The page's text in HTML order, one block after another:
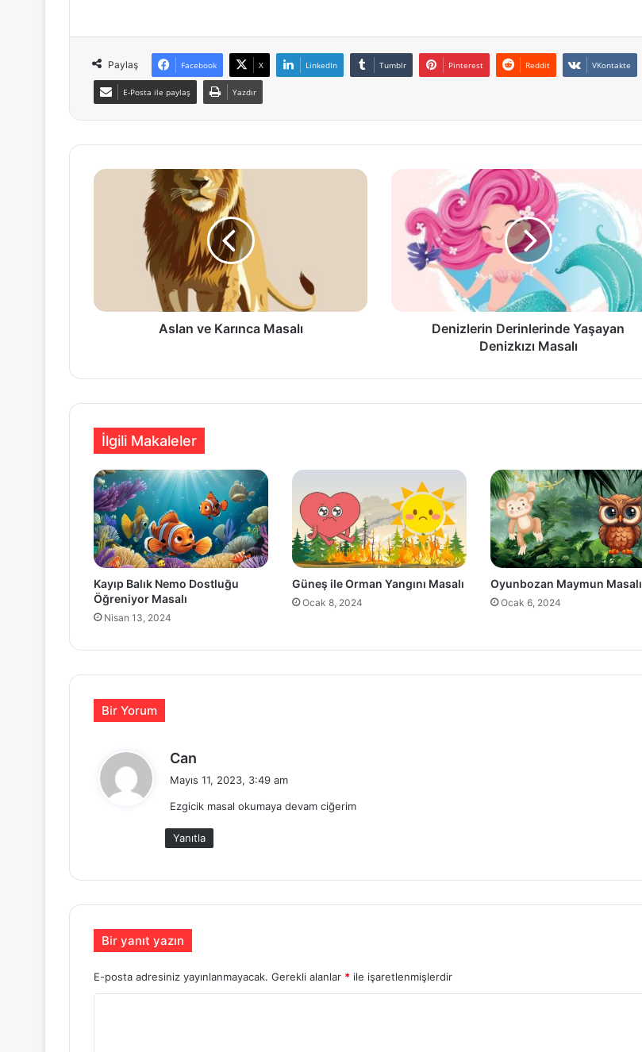
Paylaş Facebook X LinkedIn Tumblr Pinterest Reddit VKontakte
E-Posta ile paylaş Yazdır
Aslan
Aslan ve Karınca Masalı
Derinlerinde
Yaşayan
Denizkızı
Masalı
Denizlerin Derinlerinde Yaşayan
Denizkızı Masalı
İlgili Makaleler
Kayıp Balık Nemo Dostluğu
Öğreniyor Masalı
Nisan 13, 2024
Güneş ile Orman Yangını Masalı
Ocak 8, 2024
Oyunbozan Maymun Masalı
Ocak 6, 2024
Bir Yorum
Can
i
k
i
Mayıs 11, 2023, 3:49 am
Ezgicik masal okumaya devam ciğerim
Yanıtla
Bir yanıt yazın
E-posta adresiniz yayınlanmayacak. Gerekli alanlar * ile işaretlenmişlerdir